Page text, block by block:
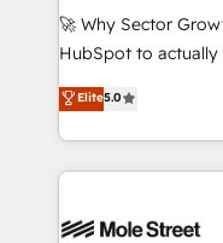
with good people'
brands. You can
🚀 Why Sector
HubSpot to actually
HubSpot Experts:
automation, and
Technical Execution:
Integrations;
workflows;
Elite5.0